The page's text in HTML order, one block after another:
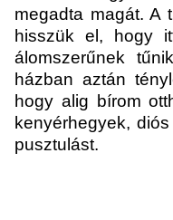
megadta magát. A
hisszük el, hogy
álomszerűnek
házban aztán
hogy alig bírom
kenyérhegyek,
pusztulást.